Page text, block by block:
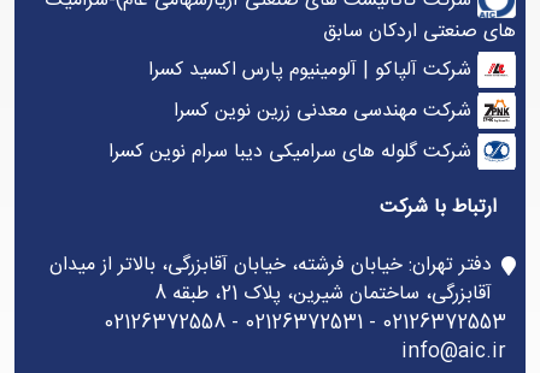
های صنعتی اردکان سابق
شرکت آلپاکو | آلومینیوم پارس اکسید کسرا
شرکت مهندسی معدنی زرین نوین کسرا
شرکت گلوله های سرامیکی دیبا سرام نوین کسرا
ارتباط با شرکت
دفتر تهران: خیابان فرشته، خیابان آقابزرگی، بالاتر از میدان
آقابزرگی، ساختمان شیرین، پلاک 21، طبقه 8
02126372553 - 02126372531 - 02126372558
info@aic.ir